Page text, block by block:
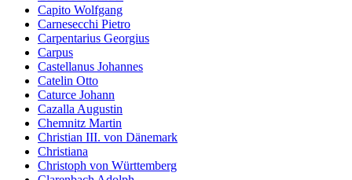
Capito Wolfgang
Carnesecchi Pietro
Carpentarius Georgius
Carpus
Castellanus Johannes
Catelin Otto
Caturce Johann
Cazalla Augustin
Chemnitz Martin
Christian III. von Dänemark
Christiana
Christoph von Württemberg